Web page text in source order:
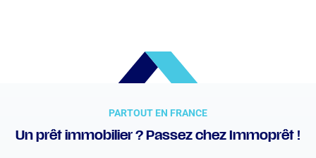
PARTOUT EN FRANCE
Un prêt immobilier ? Passez chez Immoprêt !